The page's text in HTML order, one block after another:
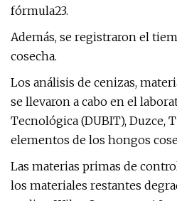
fórmula23.
Además, se registraron el
cosecha.
Los análisis de cenizas,
se llevaron a cabo en el
Tecnológica (DUBIT), Duzce,
elementos de los hongos
Las materias primas de
los materiales restantes